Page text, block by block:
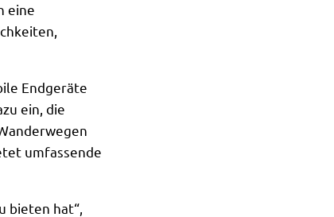
eine
Endgeräte
ein, die
umfassende
bieten hat“,